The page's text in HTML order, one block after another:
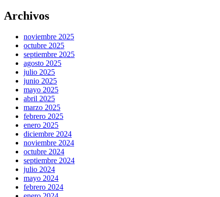
Archivos
noviembre 2025
octubre 2025
septiembre 2025
agosto 2025
julio 2025
junio 2025
mayo 2025
abril 2025
marzo 2025
febrero 2025
enero 2025
diciembre 2024
noviembre 2024
octubre 2024
septiembre 2024
julio 2024
mayo 2024
febrero 2024